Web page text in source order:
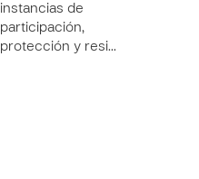
instancias de
participación,
protección y resi…